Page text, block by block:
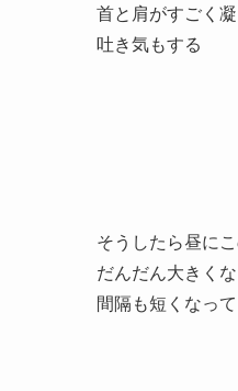
首と肩がすごく
吐き気もする
そうしたら昼に
だんだん大きく
間隔も短くなっ